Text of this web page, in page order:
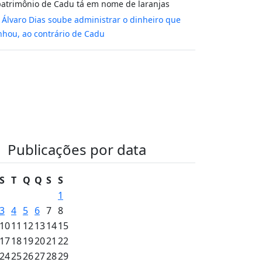
de Cadu tá em nome de laranjas
Álvaro Dias soube administrar o dinheiro que
ao contrário de Cadu
Publicações por data
S T Q Q S S
1
3 4 5 6 7 8
1011 12131415
1718192021 22
242526272829